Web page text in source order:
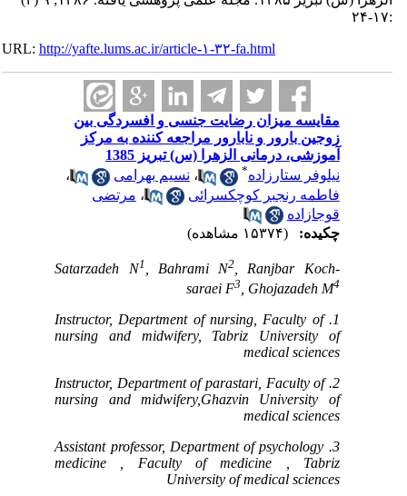
URL:http://yafte.lums.ac.ir/article-۱-۳۲-fa.html
مقایسه میزان رضایت جنسی و افسردگی بین
زوجین بارور و نابارور مراجعه کننده به مرکز
آموزشی، درمانی الزهرا (س) تبریز 1385
نیلوفر ستارزاده* ،نسیم بهرامی
،
فاطمه رنجبر کوچکسرائی
،مرتضی
قوجازاده
چکیده:
Satarzadeh N , Bahrami N
, Ranjbar Koch-
saraei F
3, Ghojazadeh M
1. Instructor, Department of nursing, Faculty of
nursing and midwifery, Tabriz University of
medical sciences
2. Instructor, Department of parastari, Faculty of
nursing and midwifery,Ghazvin University of
medical sciences
psychology
medicine
, Faculty of medicine , Tabriz
University of medical sciences